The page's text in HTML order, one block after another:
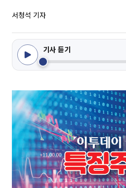
서청석 기자
기사 듣기